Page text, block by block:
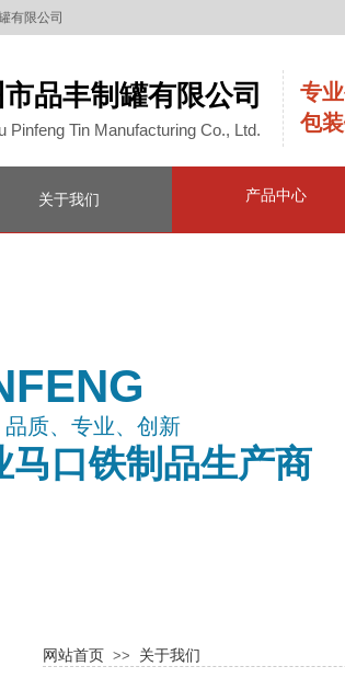
有限公司
品丰制罐有限公司
专
包
Pinfeng Tin Manufacturing Co., Ltd.
关于我们 产品中心
品质、专业、创新
马口铁制品生产商
网站首页 >> 关于我们